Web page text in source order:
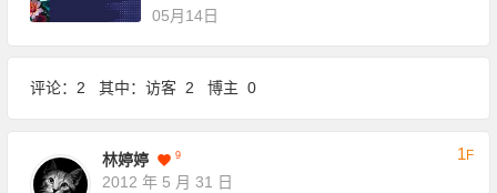
05月14日
评论：2 其中：访客 2 博主 0
林婷婷 9
2012 年 5 月 31 日
1F